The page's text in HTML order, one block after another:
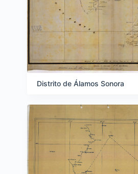
Distrito de Álamos Sonora